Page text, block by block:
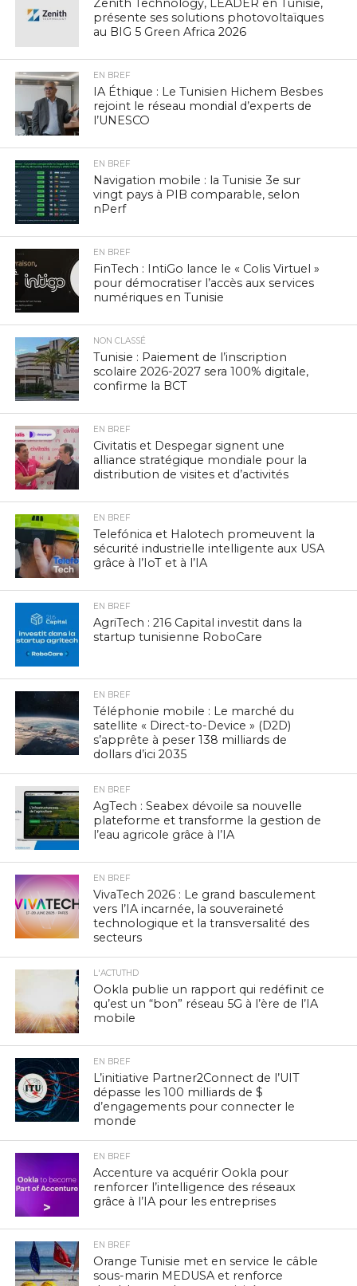
Zenith Technology, LEADER en Tunisie,
présente ses solutions photovoltaïques
au BIG 5 Green Africa 2026
EN BREF
IA Éthique : Le Tunisien Hichem Besbes
rejoint le réseau mondial d’experts de
l’UNESCO
EN BREF
Navigation mobile : la Tunisie 3e sur
vingt pays à PIB comparable, selon
nPerf
EN BREF
FinTech : IntiGo lance le « Colis Virtuel »
pour démocratiser l’accès aux services
numériques en Tunisie
NON CLASSÉ
Tunisie : Paiement de l’inscription
scolaire 2026-2027 sera 100% digitale,
confirme la BCT
EN BREF
Civitatis et Despegar signent une
alliance stratégique mondiale pour la
distribution de visites et d’activités
EN BREF
Telefónica et Halotech promeuvent la
sécurité industrielle intelligente aux USA
grâce à l’IoT et à l’IA
EN BREF
AgriTech : 216 Capital investit dans la
startup tunisienne RoboCare
EN BREF
Téléphonie mobile : Le marché du
satellite « Direct-to-Device » (D2D)
s’apprête à peser 138 milliards de
dollars d’ici 2035
EN BREF
AgTech : Seabex dévoile sa nouvelle
plateforme et transforme la gestion de
l’eau agricole grâce à l’IA
EN BREF
VivaTech 2026 : Le grand basculement
vers l’IA incarnée, la souveraineté
technologique et la transversalité des
secteurs
L'ACTUTHD
Ookla publie un rapport qui redéfinit ce
qu’est un “bon” réseau 5G à l’ère de l’IA
mobile
EN BREF
L’initiative Partner2Connect de l’UIT
dépasse les 100 milliards de $
d’engagements pour connecter le
monde
EN BREF
Accenture va acquérir Ookla pour
renforcer l’intelligence des réseaux
grâce à l’IA pour les entreprises
EN BREF
Orange Tunisie met en service le câble
sous-marin MEDUSA et renforce